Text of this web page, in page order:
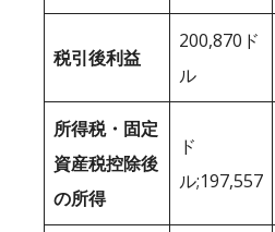
税引後利益
200,870ド
ル
所得税・固定
資産税控除後
の所得
ド
ル;197,557